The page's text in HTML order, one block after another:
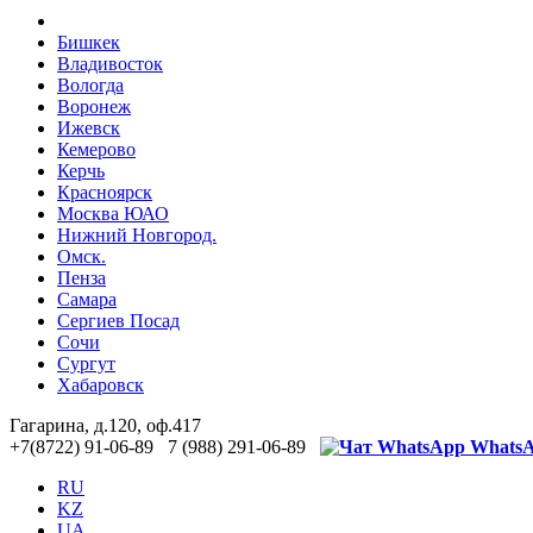
Бишкек
Владивосток
Вологда
Воронеж
Ижевск
Кемерово
Керчь
Красноярск
Москва ЮАО
Нижний Новгород.
Омск.
Пенза
Самара
Сергиев Посад
Сочи
Сургут
Хабаровск
Гагарина, д.120, оф.417
+7(8722) 91-06-89 7 (988) 291-06-89
RU
KZ